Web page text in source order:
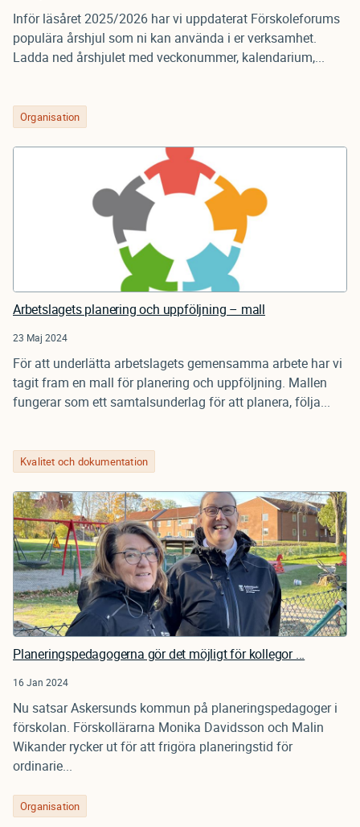
Inför läsåret 2025/2026 har vi uppdaterat Förskoleforums
populära årshjul som ni kan använda i er verksamhet.
Ladda ned årshjulet med veckonummer, kalendarium,...
Organisation
Arbetslagets planering och uppföljning – mall
23 Maj 2024
För att underlätta arbetslagets gemensamma arbete har vi
tagit fram en mall för planering och uppföljning. Mallen
fungerar som ett samtalsunderlag för att planera, följa...
Kvalitet och dokumentation
Planeringspedagogerna gör det möjligt för kollegor ...
16 Jan 2024
Nu satsar Askersunds kommun på planeringspedagoger i
förskolan. Förskollärarna Monika Davidsson och Malin
Wikander rycker ut för att frigöra planeringstid för
ordinarie...
Organisation